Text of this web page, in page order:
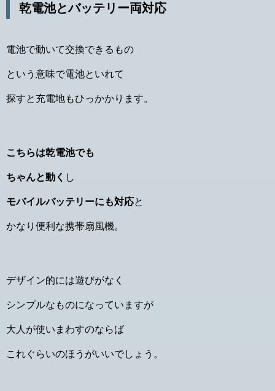
乾電池とバッテリー両対応
電池で動いて交換できるもの
という意味で電池といれて
探すと充電地もひっかかります。
こちらは乾電池でも
ちゃんと動く し
モバイルバッテリーにも対応と
かなり便利な携帯扇風機。
デザイン的には遊びがなく
シンプルなものになっていますが
大人が使いまわすのならば
これぐらいのほうがいいでしょう。